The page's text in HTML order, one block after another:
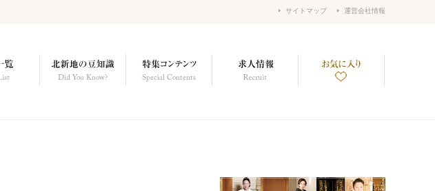
運営会社情報
サイトマップ